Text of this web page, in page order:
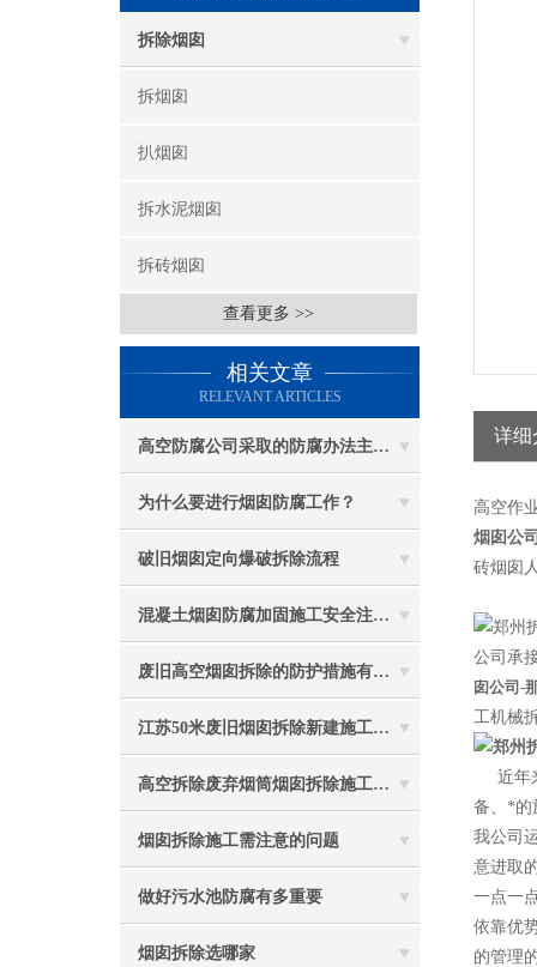
拆除烟囱
拆烟囱
扒烟囱
拆水泥烟囱
拆砖烟囱
查看更多 >>
相关文章
RELEVANT ARTICLES
高空防腐公司采取的防腐办法主要有哪些？
为什么要进行烟囱防腐工作？
破旧烟囱定向爆破拆除流程
混凝土烟囱防腐加固施工安全注意事项
废旧高空烟囱拆除的防护措施有哪些？
江苏50米废旧烟囱拆除新建施工受哪些因素影响
高空拆除废弃烟筒烟囱拆除施工措施 ：
烟囱拆除施工需注意的问题
做好污水池防腐有多重要
烟囱拆除选哪家
详细
高空作
烟囱公
砖烟囱
公司承
囱公司-
工机械
近年
备、*的
我公司
意进取
一点一
依靠优
的管理